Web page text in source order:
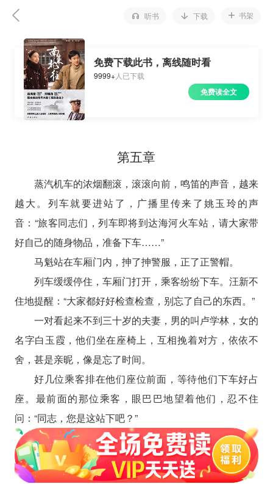
听书 下载 书架
免费下载此书，离线随时看
9999+人已下载
免费读全文
第五章
蒸汽机车的浓烟翻滚，滚滚向前，鸣笛的声音，越来
越大。列车就要进站了，广播里传来了姚玉玲的声
音：“旅客同志们，列车即将到达海河火车站，请大家带
好自己的随身物品，准备下车……”
马魁站在车厢门内，抻了抻警服，正了正警帽。
列车缓缓停住，车厢门打开，乘客纷纷下车。汪新不
住地提醒：“大家都好好检查检查，别忘了自己的东西。”
一对看起来不到三十岁的夫妻，男的叫卢学林，女的
名字白玉霞，他们坐在座椅上，互相挽着对方，依依不
舍，甚是亲昵，像是忘了时间。
好几位乘客排在他们座位前面，等待他们下车好占
座。最前面的那位乘客，眼巴巴地望着他们，忍不住
问：“同志，您是这站下吧？”